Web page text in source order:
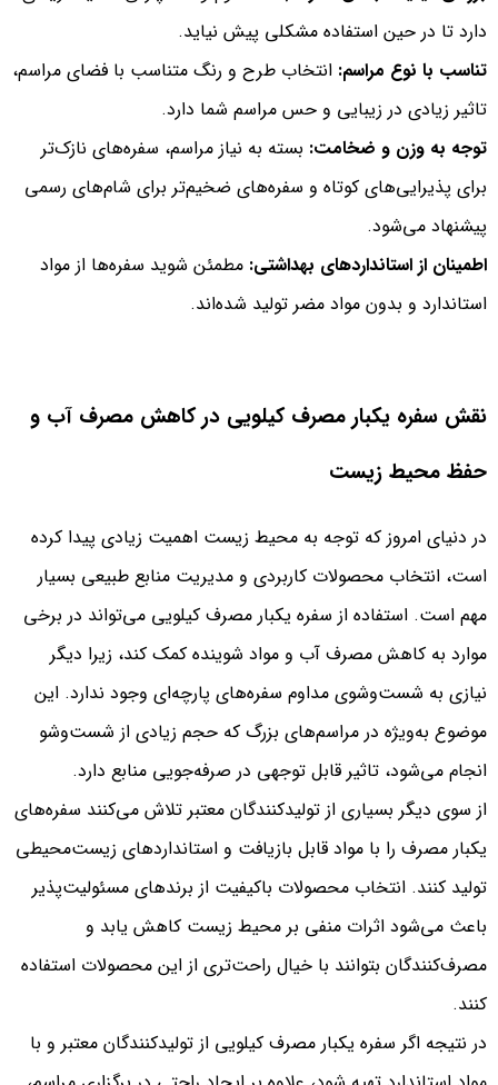
دارد تا در حین استفاده مشکلی پیش نیاید.
تناسب با نوع مراسم: انتخاب طرح و رنگ متناسب با فضای مراسم،
تاثیر زیادی در زیبایی و حس مراسم شما دارد.
توجه به وزن و ضخامت: بسته به نیاز مراسم، سفره‌های نازک‌تر
برای پذیرایی‌های کوتاه و سفره‌های ضخیم‌تر برای شام‌های رسمی
پیشنهاد می‌شود.
اطمینان از استانداردهای بهداشتی: مطمئن شوید سفره‌ها از مواد
استاندارد و بدون مواد مضر تولید شده‌اند.
نقش سفره یکبار مصرف کیلویی در کاهش مصرف آب و
حفظ محیط زیست
در دنیای امروز که توجه به محیط زیست اهمیت زیادی پیدا کرده
است، انتخاب محصولات کاربردی و مدیریت منابع طبیعی بسیار
مهم است. استفاده از سفره یکبار مصرف کیلویی می‌تواند در برخی
موارد به کاهش مصرف آب و مواد شوینده کمک کند، زیرا دیگر
نیازی به شست‌وشوی مداوم سفره‌های پارچه‌ای وجود ندارد. این
موضوع به‌ویژه در مراسم‌های بزرگ که حجم زیادی از شست‌وشو
انجام می‌شود، تاثیر قابل توجهی در صرفه‌جویی منابع دارد.
از سوی دیگر بسیاری از تولیدکنندگان معتبر تلاش می‌کنند سفره‌های
یکبار مصرف را با مواد قابل بازیافت و استانداردهای زیست‌محیطی
تولید کنند. انتخاب محصولات باکیفیت از برندهای مسئولیت‌پذیر
باعث می‌شود اثرات منفی بر محیط زیست کاهش یابد و
مصرف‌کنندگان بتوانند با خیال راحت‌تری از این محصولات استفاده
کنند.
در نتیجه اگر سفره یکبار مصرف کیلویی از تولیدکنندگان معتبر و با